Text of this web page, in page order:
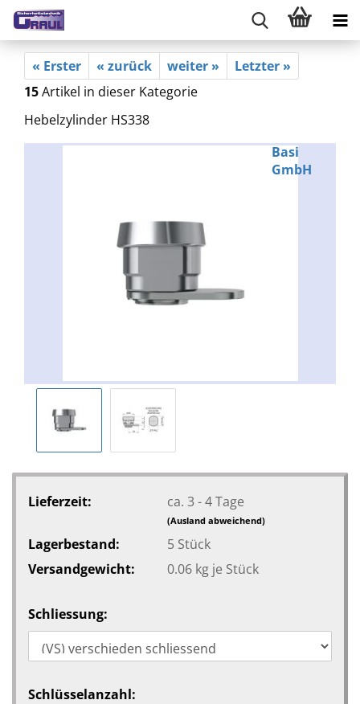
« Erster « zurück weiter »
Letzter »
15Artikel in dieser Kategorie
Hebelzylinder HS338
Basi
GmbH
Lieferzeit: ca. 3 - 4 Tage
(Ausland abweichend)
Lagerbestand: 5 Stück
Versandgewicht:
0.06kg je Stück
Schliessung:
Schlüsselanzahl: